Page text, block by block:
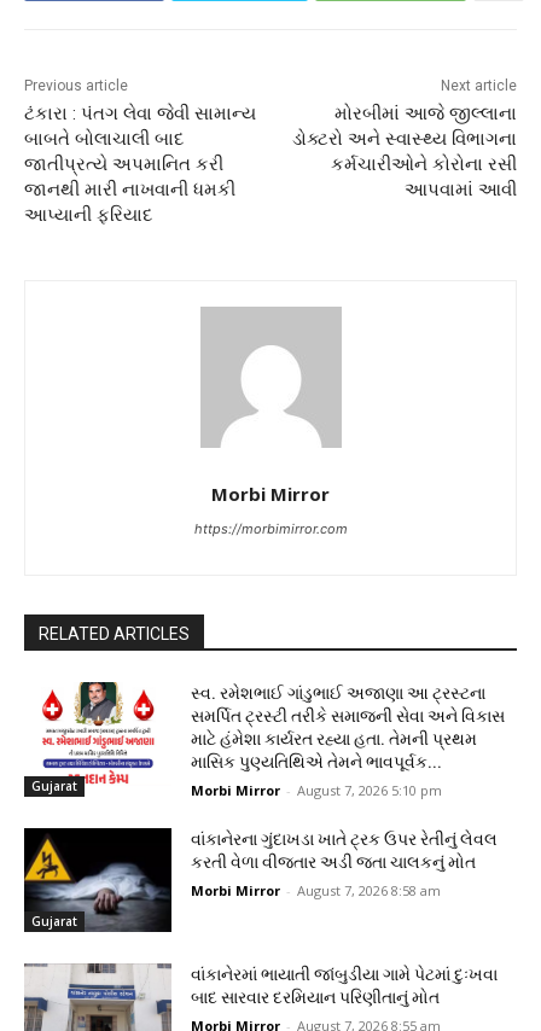
Previous article
ટંકારા : પંતગ લેવા જેવી સામાન્ય
બાબતે બોલાચાલી બાદ
જાતીપ્રત્યે અપમાનિત કરી
જાનથી મારી નાખવાની ધમકી
આપ્યાની ફરિયાદ
Next article
મોરબીમાં આજે જીલ્લાના
ડોક્ટરો અને સ્વાસ્થ્ય વિભાગના
કર્મચારીઓને કોરોના રસી
આપવામાં આવી
Morbi Mirror
https://morbimirror.com
RELATED ARTICLES
Gujarat
સ્વ. રમેશભાઈ ગાંડુભાઈ અજાણા આ ટ્રસ્ટના
સમર્પિત ટ્રસ્ટી તરીકે સમાજની સેવા અને વિકાસ
માટે હંમેશા કાર્યરત રહ્યા હતા. તેમની પ્રથમ
માસિક પુણ્યતિથિએ તેમને ભાવપૂર્વક...
Morbi Mirror - August 7, 2026 5:10 pm
Gujarat
વાંકાનેરના ગુંદાખડા ખાતે ટ્રક ઉપર રેતીનું લેવલ
કરતી વેળા વીજતાર અડી જતા ચાલકનું મોત
Morbi Mirror - August 7, 2026 8:58 am
વાંકાનેરમાં ભાયાતી જાંબુડીયા ગામે પેટમાં દુઃખવા
બાદ સારવાર દરમિયાન પરિણીતાનું મોત
Morbi Mirror - August 7, 2026 8:55 am